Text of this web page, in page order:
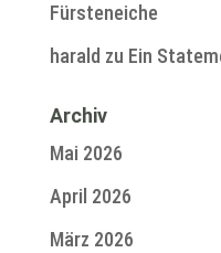
Fürsteneiche
harald zu Ein
Archiv
Mai 2026
April 2026
März 2026